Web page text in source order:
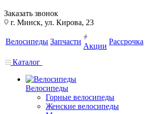
Заказать звонок
г. Минск, ул. Кирова, 23
Велосипеды Запчасти
Акции
Рассрочка
Каталог
Велосипеды
Горные велосипеды
Женские велосипеды